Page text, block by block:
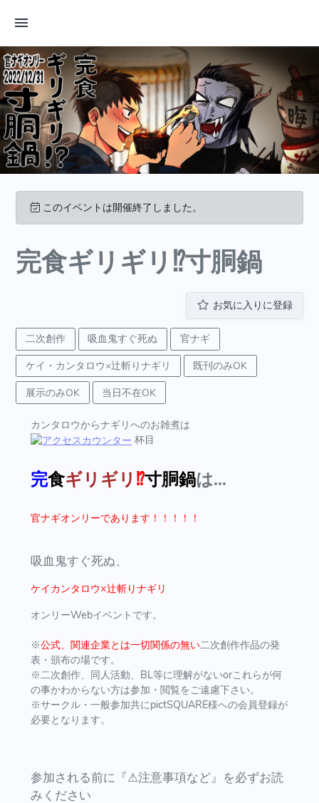
このイベントは開催終了しました。
完食ギリギリ⁉︎寸胴鍋
お気に入りに登録
二次創作 吸血鬼すぐ死ぬ
官ナギ
ケイ・カンタロウ×辻斬りナギリ
既刊のみOK
展示のみOK
当日不在OK
カンタロウからナギリへのお雑煮は
杯目
完食ギリギリ ⁉︎寸胴鍋は…
官ナギオンリーであります！！！！！
吸血鬼すぐ死ぬ、
ケイカンタロウ×辻斬りナギリ
オンリーWebイベントです。
※公式、関連企業とは一切関係の無い二次創作作品の発
表・頒布の場です。
※二次創作、同人活動、BL等に理解がないorこれらが何
の事かわからない方は参加・閲覧をご遠慮下さい。
※サークル・一般参加共にpictSQUARE様への会員登録が
必要となります。
参加される前に『⚠︎注意事項など』を必ずお読
みください